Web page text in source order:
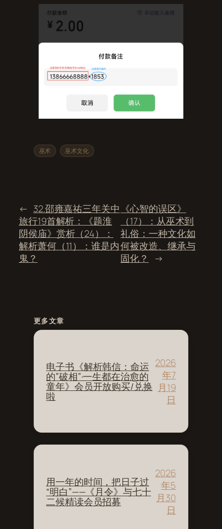
巫术 巫术文化
← 32.邵雍嘉祐三年关中
旅行19首解析：《题淮
阴侯庙》赏析（24）：
解析萧何（11）：谁是内
鬼？
《心智的误区》
（17）：从巫术到
礼俗：一种文化如
何被改造、继承与
固化？
→
更多文章
电子书《解析韩信：命运
的”破相”·一生都在治愈的
童年》会员开放购买/兑换
啦
2026
年7
月19
日
用一年的时间，把日子过
“明白”——《月令》与七十
二候精读会员招募
2026
年5
月30
日